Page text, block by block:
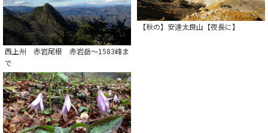
西上州 赤岩尾根 赤岩岳～1583峰ま
で
【秋の】安達太良山【夜長に】